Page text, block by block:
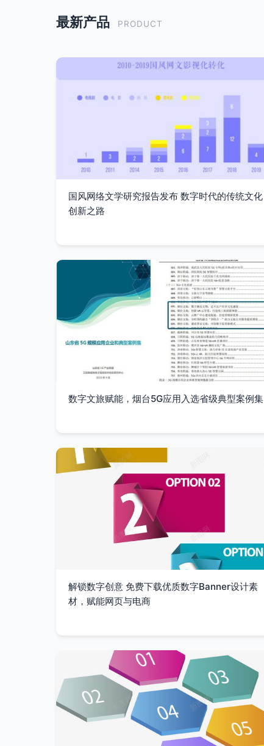
最新产品 PRODUCT
国风网络文学研究报告发布 数字时代的传统文化
创新之路
数字文旅赋能，烟台5G应用入选省级典型案例集
解锁数字创意 免费下载优质数字Banner设计素
材，赋能网页与电商